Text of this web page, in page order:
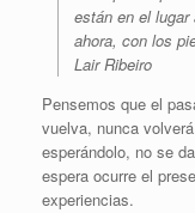
están en el lugar
ahora, con los
Lair Ribeiro
Pensemos que el
vuelva, nunca
esperándolo, no se
espera ocurre el
experiencias.